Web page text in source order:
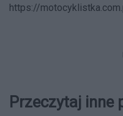
https://
Przeczytaj inne